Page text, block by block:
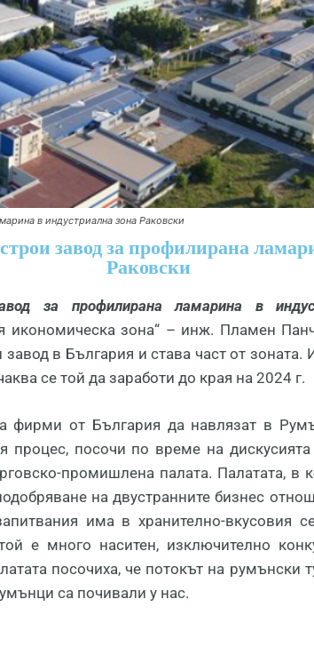
в индустриална зона Раковски
завод за профилирана
Раковски
за профилирана ламарина в
икономическа зона“ – инж. Пламен
в България и става част от
се той да заработи до края на 2024 г.
фирми от България да навлязат в
процес, посочи по време на
промишлена палата. Палатата, в
на двустранните бизнес
има в хранително-вкусовия
е много наситен, изключително
посочиха, че потокът на румънски
са почивали у нас.